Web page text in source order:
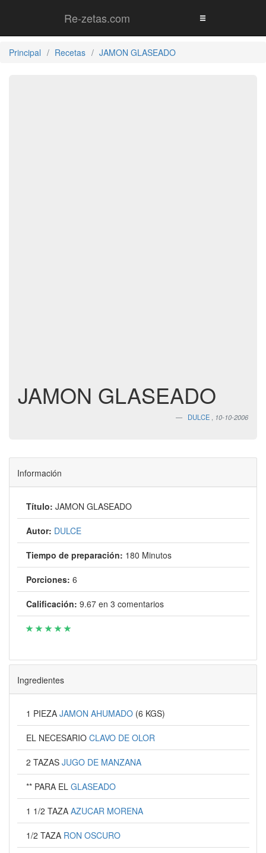
Re-zetas.com
Principal Recetas JAMON GLASEADO
JAMON GLASEADO
DULCE 10-10-2006
Información
Título: JAMON GLASEADO
Autor: DULCE
Tiempo de preparación: 180 Minutos
Porciones: 6
Calificación: 9.67 en 3 comentarios
Ingredientes
1 PIEZA JAMON AHUMADO (6 KGS)
EL NECESARIO CLAVO DE OLOR
2 TAZAS JUGO DE MANZANA
** PARA EL GLASEADO
1 1/2 TAZA AZUCAR MORENA
1/2 TAZA RON OSCURO